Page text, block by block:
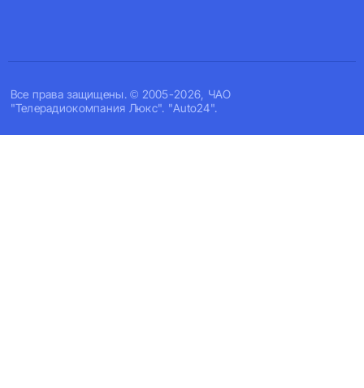
Все права защищены. © 2005-2026, ЧАО
"Телерадиокомпания Люкс". "Auto24".